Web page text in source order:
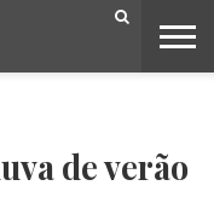
de verão